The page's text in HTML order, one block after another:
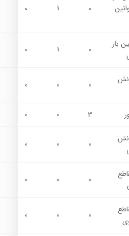
0
1
0
بار
0
1
0
0
0
0
3
0
0
0
0
0
0
0
0
0
0
0